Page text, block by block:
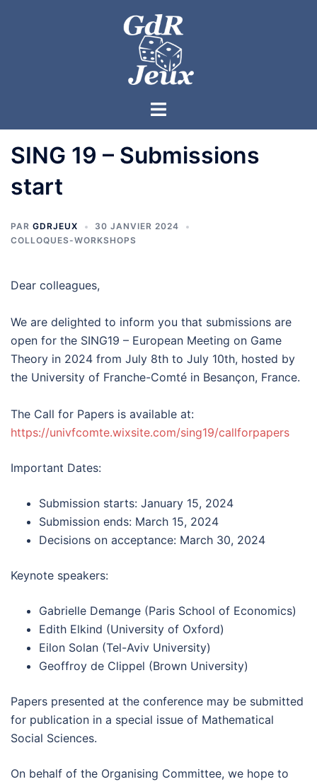
SING 19 – Submissions
start
PAR GDRJEUX
30 JANVIER 2024
COLLOQUES-WORKSHOPS
Dear colleagues,
We are delighted to inform you that submissions are
open for the SING19 – European Meeting on Game
Theory in 2024 from July 8th to July 10th, hosted by
the University of Franche-Comté in Besançon, France.
The Call for Papers is available at:
https://univfcomte.wixsite.com/sing19/callforpapers
Important Dates:
Submission starts: January 15, 2024
Submission ends: March 15, 2024
Decisions on acceptance: March 30, 2024
Keynote speakers:
Gabrielle Demange (Paris School of Economics)
Edith Elkind (University of Oxford)
Eilon Solan (Tel-Aviv University)
Geoffroy de Clippel (Brown University)
Papers presented at the conference may be submitted
for publication in a special issue of Mathematical
Social Sciences.
On behalf of the Organising Committee, we hope to